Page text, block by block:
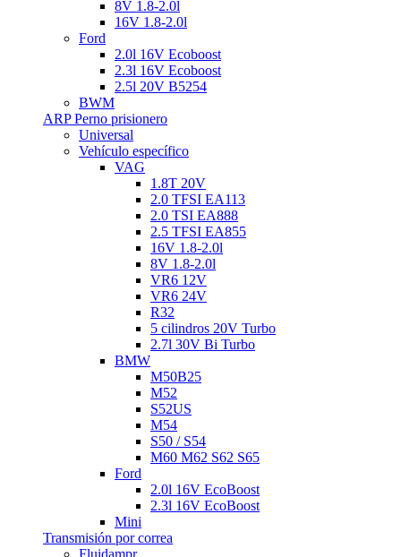
8V 1.8-2.0l
16V 1.8-2.0l
Ford
2.0l 16V Ecoboost
2.3l 16V Ecoboost
2.5l 20V B5254
BWM
ARP Perno prisionero
Universal
Vehículo específico
VAG
1.8T 20V
2.0 TFSI EA113
2.0 TSI EA888
2.5 TFSI EA855
16V 1.8-2.0l
8V 1.8-2.0l
VR6 12V
VR6 24V
R32
5 cilindros 20V Turbo
2.7l 30V Bi Turbo
BMW
M50B25
M52
S52US
M54
S50 / S54
M60 M62 S62 S65
Ford
2.0l 16V EcoBoost
2.3l 16V EcoBoost
Mini
Transmisión por correa
Fluidampr